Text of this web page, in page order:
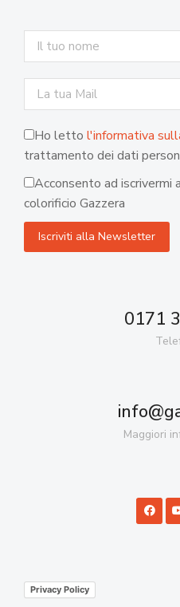
Ho letto l'informativa
trattamento dei dati
Acconsento ad
colorificio Gazzera
0171
Maggiori
Privacy Policy